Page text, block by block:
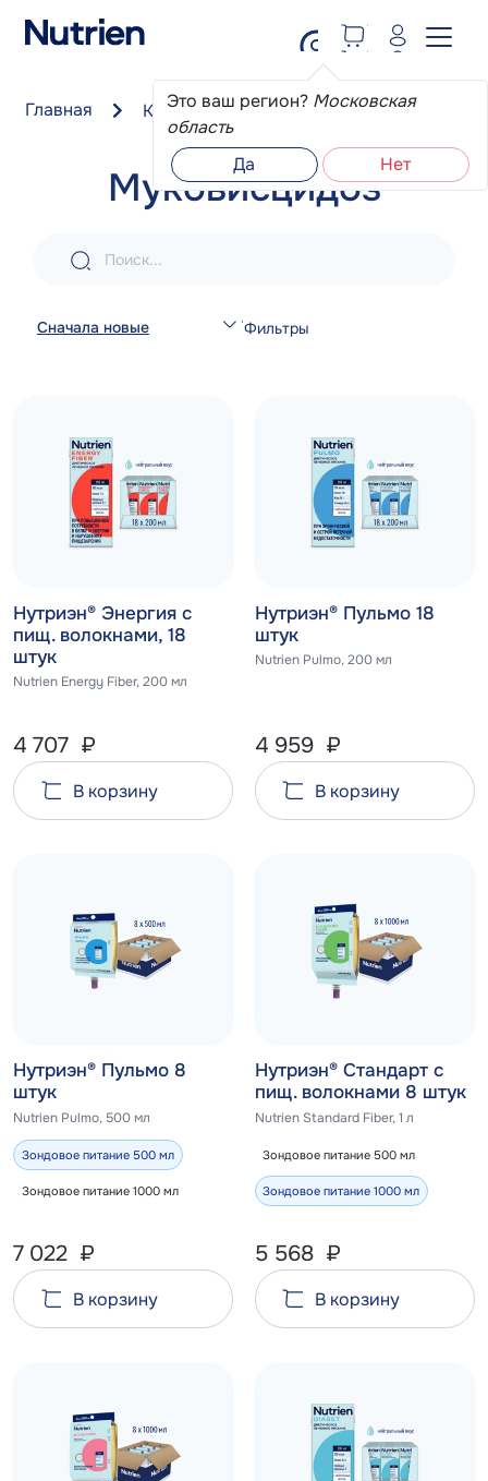
Это ваш регион? Московская
область
Да
Нет
Главная Каталог Муковисцидоз
Муковисцидоз
Поиск...
Сначала новые Фильтры
Нутриэн® Энергия с
пищ. волокнами, 18
штук
Nutrien Energy Fiber, 200 мл
4 707 ₽
В корзину
Нутриэн® Пульмо 18
штук
Nutrien Pulmo, 200 мл
4 959 ₽
В корзину
Нутриэн® Пульмо 8
штук
Nutrien Pulmo, 500 мл
Зондовое питание 500 мл
Зондовое питание 1000 мл
7 022 ₽
В корзину
Нутриэн® Стандарт c
пищ. волокнами 8 штук
Nutrien Standard Fiber, 1 л
Зондовое питание 500 мл
Зондовое питание 1000 мл
5 568 ₽
В корзину